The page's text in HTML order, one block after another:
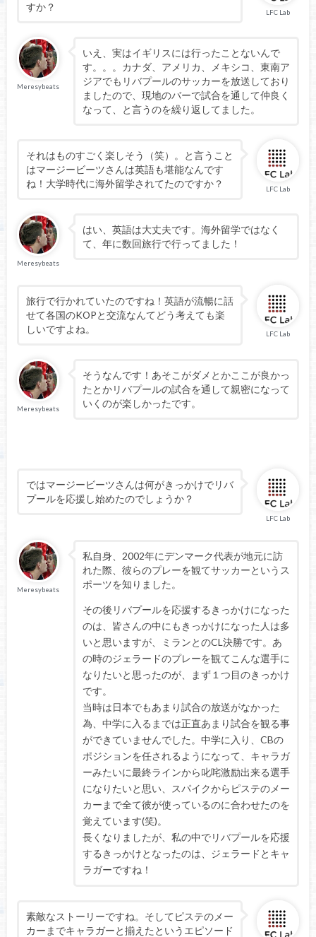
LFC Lab
すか？
Meresybeats
いえ、実はイギリスには行ったことないんで
す。。。カナダ、アメリカ、メキシコ、東南ア
ジアでもリバプールのサッカーを放送しており
ましたので、現地のバーで試合を通して仲良く
なって、と言うのを繰り返してました。
LFC Lab
それはものすごく楽しそう（笑）。と言うこと
はマージービーツさんは英語も堪能なんです
ね！大学時代に海外留学されてたのですか？
Meresybeats
はい、英語は大丈夫です。海外留学ではなく
て、年に数回旅行で行ってました！
LFC Lab
旅行で行かれていたのですね！英語が流暢に話
せて各国のKOPと交流なんてどう考えても楽
しいですよね。
Meresybeats
そうなんです！あそこがダメとかここが良かっ
たとかリバプールの試合を通して親密になって
いくのが楽しかったです。
LFC Lab
ではマージービーツさんは何がきっかけでリバ
プールを応援し始めたのでしょうか？
Meresybeats
私自身、2002年にデンマーク代表が地元に訪
れた際、彼らのプレーを観てサッカーというス
ポーツを知りました。
その後リバプールを応援するきっかけになった
のは、皆さんの中にもきっかけになった人は多
いと思いますが、ミランとのCL決勝です。あ
の時のジェラードのプレーを観てこんな選手に
なりたいと思ったのが、まず１つ目のきっかけ
です。
当時は日本でもあまり試合の放送がなかった
為、中学に入るまでは正直あまり試合を観る事
ができていませんでした。中学に入り、CBの
ポジションを任されるようになって、キャラガ
ーみたいに最終ラインから叱咤激励出来る選手
になりたいと思い、スパイクからピステのメー
カーまで全て彼が使っているのに合わせたのを
覚えています(笑)。
長くなりましたが、私の中でリバプールを応援
するきっかけとなったのは、ジェラードとキャ
ラガーですね！
素敵なストーリーですね。そしてピステのメー
カーまでキャラガーと揃えたというエピソード